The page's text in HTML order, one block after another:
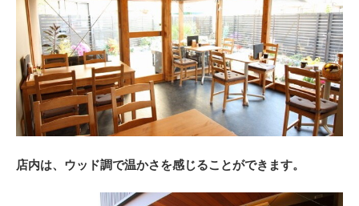
店内は、ウッド調で温かさを感じることができます。